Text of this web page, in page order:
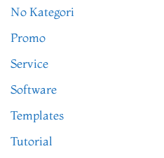
No Kategori
Promo
Service
Software
Templates
Tutorial